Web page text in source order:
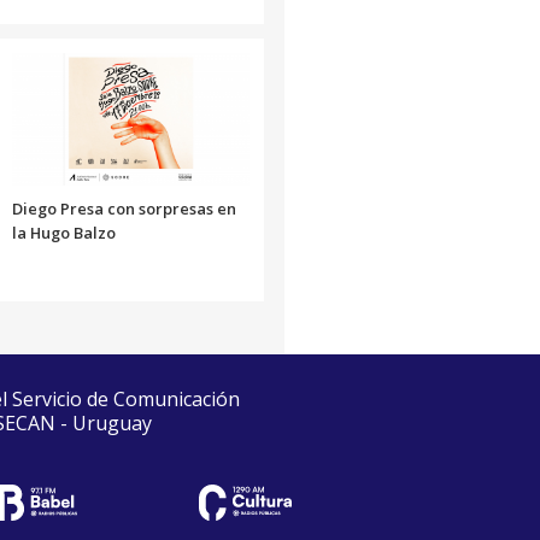
Diego Presa con sorpresas en
la Hugo Balzo
de Comunicación
- Uruguay